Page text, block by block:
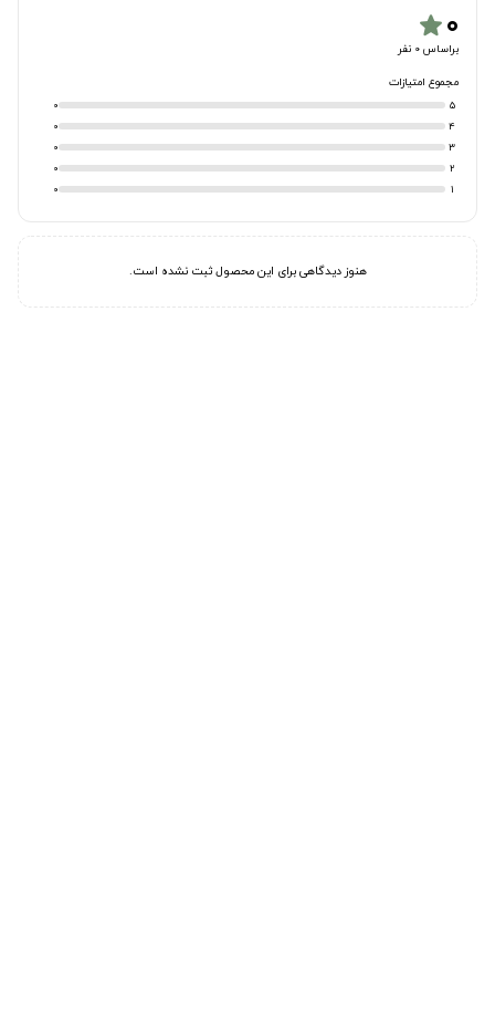
۰star
براساس 0 نفر
مجموع امتیازات
5
0
4
0
3
0
2
0
1
0
هنوز دیدگاهی برای این محصول ثبت نشده است.